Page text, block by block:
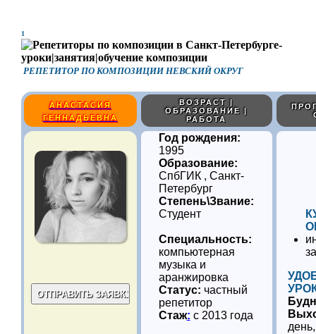
1
РЕПЕТИТОР ПО КОМПОЗИЦИИ НЕВСКИЙ ОКРУГ
АНАСТАСИЯ
ГЕННАДЬЕВНА
ВОЗРАСТ |
ОБРАЗОВАНИЕ |
РАБОТА
Год рождения:
1995
Образование:
СпбГИК , Санкт-
Петербург
Степень\Звание:
Студент
Специальность:
компьютерная
музыка и
аранжировка
Статус: частный
репетитор
Стаж: с 2013 года